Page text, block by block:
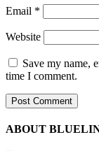
Email *
Website
Save my name,
time I comment.
ABOUT